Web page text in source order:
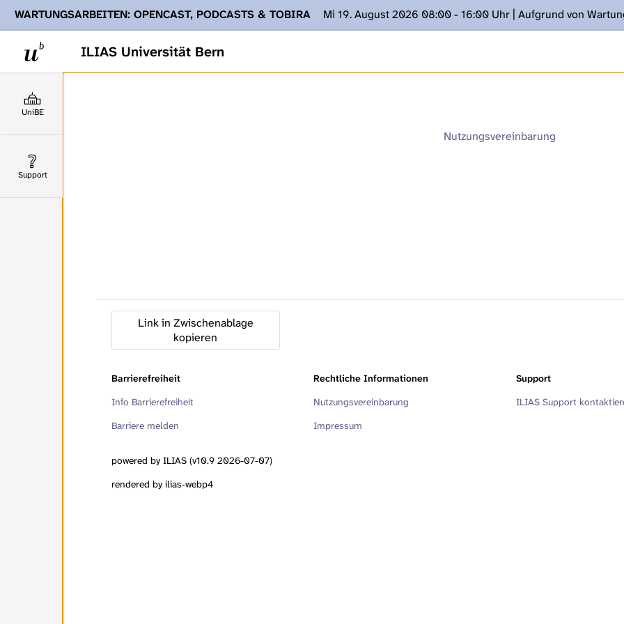
ILIAS Universität Bern
WARTUNGSARBEITEN: OPENCAST, PODCASTS & TOBIRA
Mi 19. August 2026 08:00 - 16:00 Uhr | Aufgrund von
Ihnen Podcasts, Opencast-Videos und Tobira nicht zur Verfügung stehen. Kontakt: www.podcast.unibe.ch
UniBE
Support
Nutzungsvereinbarung
Link in Zwischenablage
kopieren
Barrierefreiheit
Info Barrierefreiheit
Barriere melden
Rechtliche Informationen
Nutzungsvereinbarung
Impressum
Support
ILIAS Support
powered by ILIAS (v10.9 2026-07-07)
rendered by ilias-webp4